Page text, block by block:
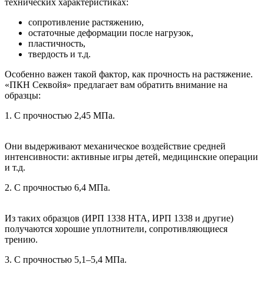
сопротивление растяжению,
остаточные деформации после нагрузок,
пластичность,
твердость и т.д.
Особенно важен такой фактор, как прочность на растяжение.
«ПКН Секвойя» предлагает вам обратить внимание на
образцы:
1. С прочностью 2,45 МПа.
Они выдерживают механическое воздействие средней
интенсивности: активные игры детей, медицинские операции
и т.д.
2. С прочностью 6,4 МПа.
Из таких образцов (ИРП 1338 НТА, ИРП 1338 и другие)
получаются хорошие уплотнители, сопротивляющиеся
трению.
3. С прочностью 5,1–5,4 МПа.